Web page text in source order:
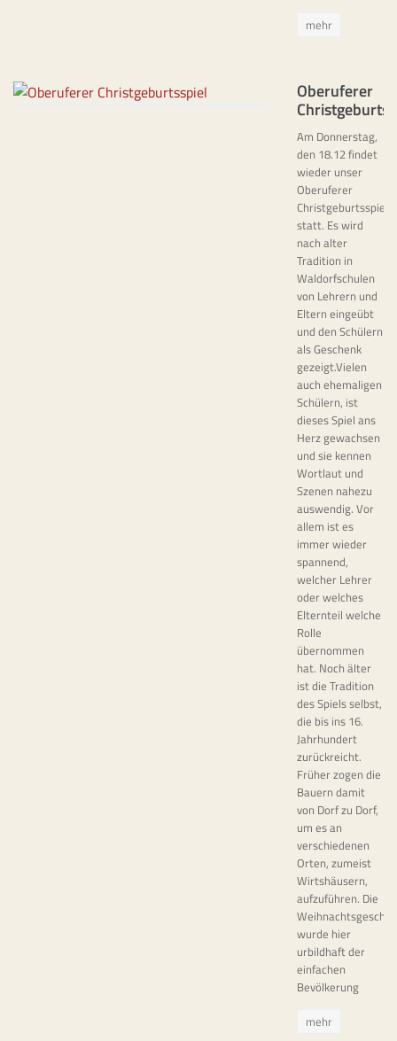
mehr
Oberuferer
Am Donnerstag,
den 18.12 findet
wieder unser
Oberuferer
Christgeburtsspiel
statt. Es wird
nach alter
Tradition in
Waldorfschulen
von Lehrern und
Eltern eingeübt
und den Schülern
als Geschenk
gezeigt.Vielen
auch ehemaligen
Schülern, ist
dieses Spiel ans
Herz gewachsen
und sie kennen
Wortlaut und
Szenen nahezu
auswendig. Vor
allem ist es
immer wieder
spannend,
welcher Lehrer
oder welches
Elternteil welche
Rolle
übernommen
hat. Noch älter
ist die Tradition
des Spiels selbst,
die bis ins 16.
Jahrhundert
zurückreicht.
Früher zogen die
Bauern damit
von Dorf zu Dorf,
um es an
verschiedenen
Orten, zumeist
Wirtshäusern,
aufzuführen. Die
wurde hier
urbildhaft der
einfachen
Bevölkerung
mehr